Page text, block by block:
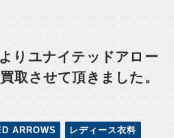
りユナイテッドアロー
取させて頂きました。
ARROWS レディース衣料